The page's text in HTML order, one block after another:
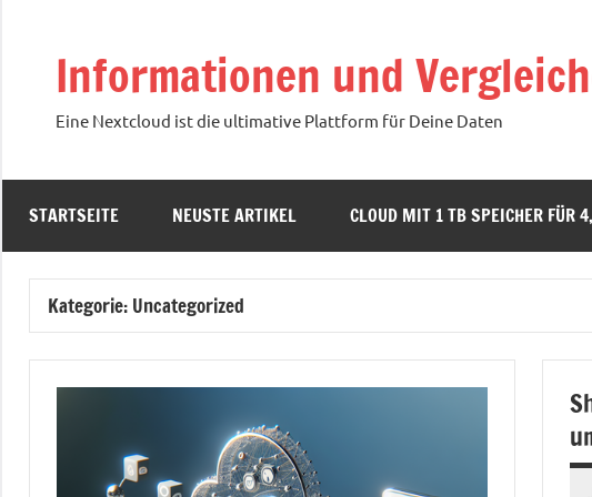
Informationen und
Eine Nextcloud ist die ultimative Plattform für Deine Daten
STARTSEITE NEUSTE ARTIKEL CLOUD MIT 1 TB SPEICHER FÜR
Kategorie: Uncategorized